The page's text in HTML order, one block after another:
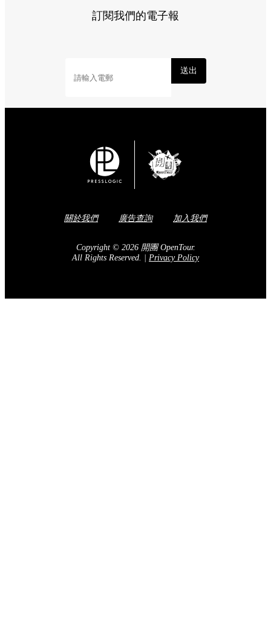
訂閱我們的電子報
送出
關於我們 廣告查詢 加入我們
Copyright © 2026 開團 OpenTour.
All Rights Reserved.
Privacy Policy